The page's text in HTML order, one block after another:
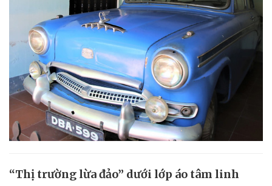
“Thị trường lừa đảo” dưới lớp áo tâm linh